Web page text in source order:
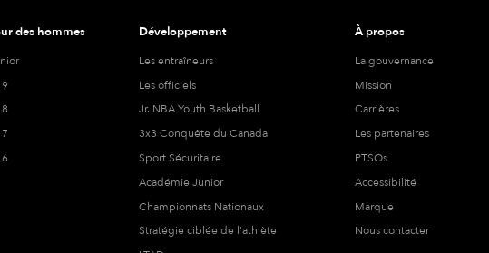
des hommes Développement
Les entraîneurs
Les officiels
Jr. NBA Youth Basketball
3x3 Conquête du Canada
Sport Sécuritaire
Académie Junior
Championnats Nationaux
Stratégie ciblée de l'athlète
À propos
La gouvernance
Mission
Carrières
Les partenaires
PTSOs
Accessibilité
Marque
Nous contacter